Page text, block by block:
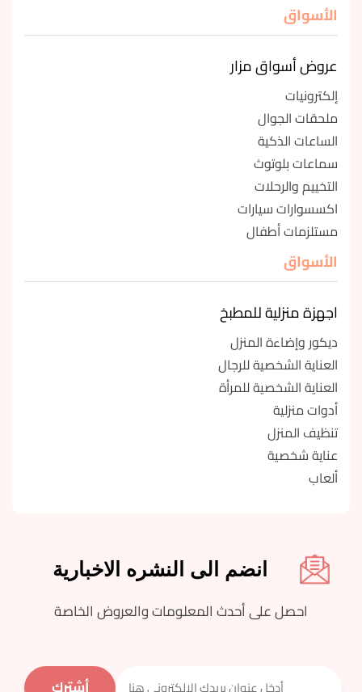
الأسواق
عروض أسواق مزار
إلكترونيات
ملحقات الجوال
الساعات الذكية
سماعات بلوتوث
التخييم والرحلات
اكسسوارات سيارات
مستلزمات أطفال
الأسواق
اجهزة منزلية للمطبخ
ديكور وإضاءة المنزل
العناية الشخصية للرجال
العناية الشخصية للمرأة
أدوات منزلية
تنظيف المنزل
عناية شخصية
ألعاب
انضم الى النشره الاخبارية
احصل على أحدث المعلومات والعروض الخاصة